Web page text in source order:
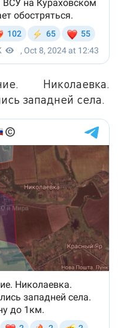
Николаевка.
западней села.